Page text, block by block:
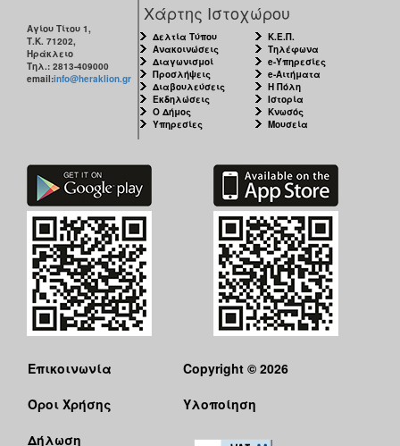
Αγίου Τίτου 1,
Τ.Κ. 71202,
Ηράκλειο
Τηλ.: 2813-409000
email:info@heraklion.gr
Χάρτης Ιστοχώρου
Δελτία Τύπου
Ανακοινώσεις
Διαγωνισμοί
Προσλήψεις
Διαβουλεύσεις
Εκδηλώσεις
Ο Δήμος
Υπηρεσίες
Κ.Ε.Π.
Τηλέφωνα
e-Υπηρεσίες
e-Αιτήματα
Η Πόλη
Ιστορία
Κνωσός
Μουσεία
Επικοινωνία
Όροι Χρήσης
Δήλωση
Copyright © 2026
Υλοποίηση